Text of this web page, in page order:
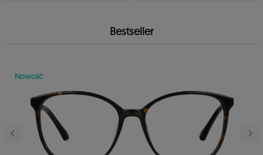
Bestseller
Nowość